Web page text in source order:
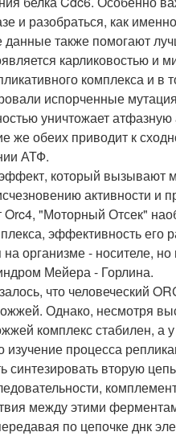
и разобраться, как
также помогают
карликовостью и
комплекса и
испорченные
уничтожает
же обеих приводит к
АТФ.
который вызывают
активности
Orc4, "Моторный Отсек"
эффективность его
на организме - носителе,
Мейера - Горлина.
что человеческий
Однако, несмотря
комплекс стабилен, а
изучение процесса
синтезировать вторую
между этими
по цепочке днк